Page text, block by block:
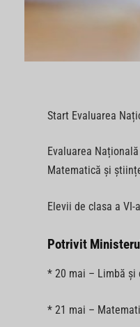
Start Evaluarea
Evaluarea
Matematică și
Elevii de clasa a
Potrivit
* 20 mai – Limbă și
* 21 mai –